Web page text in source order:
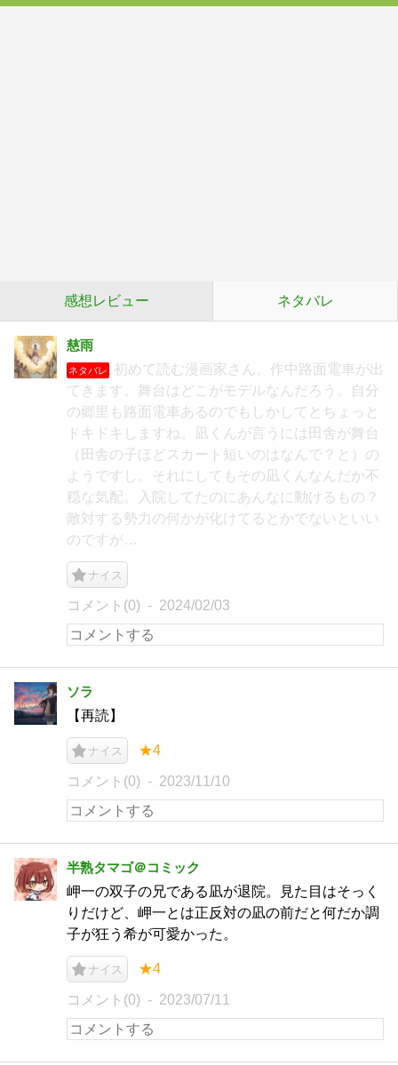
感想レビュー ネタバレ
慈雨
ネタバレ
初めて読む漫画家さん。作中路面電車が出
てきます。舞台はどこがモデルなんだろう。自分
の郷里も路面電車あるのでもしかしてとちょっと
ドキドキしますね。凪くんが言うには田舎が舞台
（田舎の子ほどスカート短いのはなんで？と）の
ようですし。それにしてもその凪くんなんだか不
穏な気配。入院してたのにあんなに動けるもの？
敵対する勢力の何かが化けてるとかでないといい
のですが…
ナイス
コメント(0) 2024/02/03
ソラ
【再読】
ナイス ★4
コメント(0) 2023/11/10
半熟タマゴ＠コミック
岬一の双子の兄である凪が退院。見た目はそっく
りだけど、岬一とは正反対の凪の前だと何だか調
子が狂う希が可愛かった。
ナイス ★4
コメント(0) 2023/07/11